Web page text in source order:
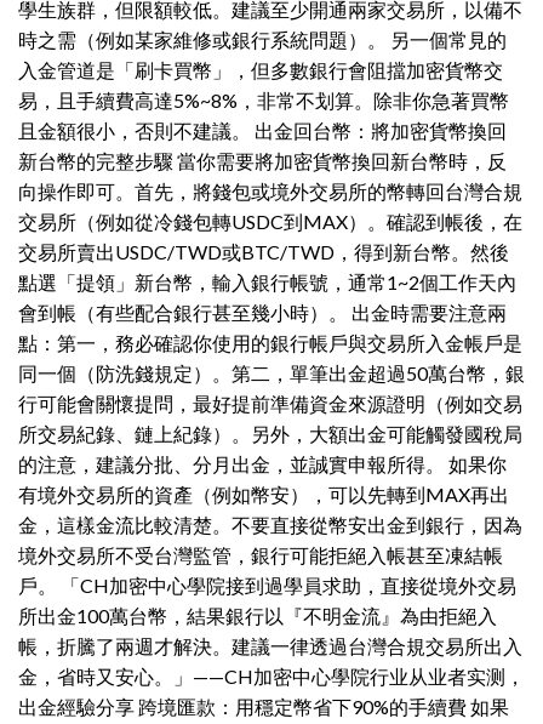
學生族群，但限額較低。建議至少開通兩家交易所，以備不
時之需（例如某家維修或銀行系統問題）。 另一個常見的
入金管道是「刷卡買幣」，但多數銀行會阻擋加密貨幣交
易，且手續費高達5%~8%，非常不划算。除非你急著買幣
且金額很小，否則不建議。 出金回台幣：將加密貨幣換回
新台幣的完整步驟 當你需要將加密貨幣換回新台幣時，反
向操作即可。首先，將錢包或境外交易所的幣轉回台灣合規
交易所（例如從冷錢包轉USDC到MAX）。確認到帳後，在
交易所賣出USDC/TWD或BTC/TWD，得到新台幣。然後
點選「提領」新台幣，輸入銀行帳號，通常1~2個工作天內
會到帳（有些配合銀行甚至幾小時）。 出金時需要注意兩
點：第一，務必確認你使用的銀行帳戶與交易所入金帳戶是
同一個（防洗錢規定）。第二，單筆出金超過50萬台幣，銀
行可能會關懷提問，最好提前準備資金來源證明（例如交易
所交易紀錄、鏈上紀錄）。另外，大額出金可能觸發國稅局
的注意，建議分批、分月出金，並誠實申報所得。 如果你
有境外交易所的資產（例如幣安），可以先轉到MAX再出
金，這樣金流比較清楚。不要直接從幣安出金到銀行，因為
境外交易所不受台灣監管，銀行可能拒絕入帳甚至凍結帳
戶。 「CH加密中心學院接到過學員求助，直接從境外交易
所出金100萬台幣，結果銀行以『不明金流』為由拒絕入
帳，折騰了兩週才解決。建議一律透過台灣合規交易所出入
金，省時又安心。」——CH加密中心學院行业从业者实测，
出金經驗分享 跨境匯款：用穩定幣省下90%的手續費 如果